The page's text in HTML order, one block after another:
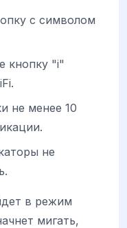
с символом
кнопку "i"
не менее 10
не
в режим
мигать,